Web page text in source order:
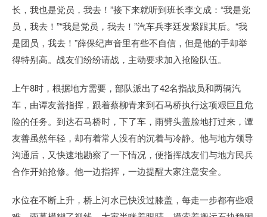
长，我也是党员，我去！”接下来就听到班长李文成：“我是党
员，我去！”“我是党员，我去！”汽车兵李廷发紧跟其后。“我
是团员，我去！”薛保纪声音里有些不自信，但是他的手却举
得特别高。战友们纷纷请战，主动要求加入抢险队伍。
上午8时，根据地方需要，部队派出了42名指战员和两辆汽
车，由谭友善指挥，跟着蔡柳青来到石马桥执行这项艰巨且危
险的任务。到达石马桥时，下了车，雨劈头盖脸地打过来，谭
友善虽然年轻，却有着常人没有的沉着与冷静。他与地方领导
沟通后，又快速地勘察了一下情况，便指挥战友们与地方民兵
合作开始抢修。他一边指挥，一边提醒大家注意安全。
水位在不断上升，桥上河水已快没过膝盖，每走一步都有些艰